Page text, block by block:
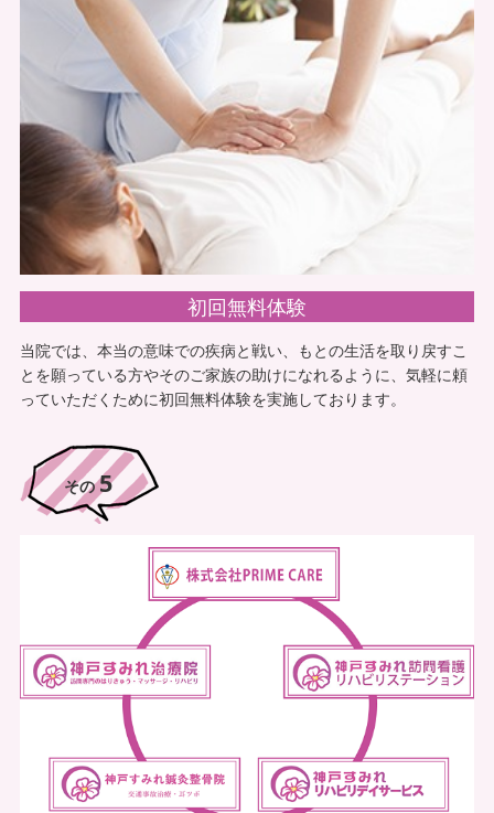
初回無料体験
当院では、本当の意味での疾病と戦い、もとの生活を取り戻すこ
とを願っている方やそのご家族の助けになれるように、気軽に頼
っていただくために初回無料体験を実施しております。
その5
設へ複数同時派遣が可能となっております。複数名へ同時接受す
る事が可能となるのでタイムスケジュールのコントロールがし易
くなるとお喜びの声を頂いております。
その6
総合的なサービス
神戸すみれ治療院では訪問看護・リハビリデイサービスなどの事
業を並行しておこなっておりますので、訪問看護に関するご相談
を頂いたり各種サービスをスムーズに受けていただくことが出来
ます。
その7